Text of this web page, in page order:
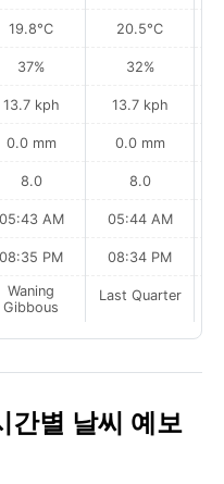
19.8°C
37%
13.7 kph
0.0 mm
8.0
05:43 AM
08:35 PM
Waning
Gibbous
20.5°C
32%
13.7 kph
0.0 mm
8.0
05:44 AM
08:34 PM
Last Quarter
간별 날씨 예보